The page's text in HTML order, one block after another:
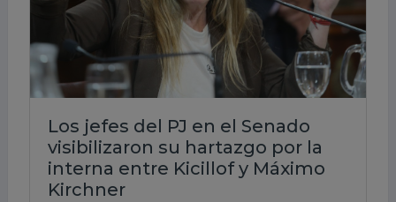
Los jefes del PJ en el Senado
visibilizaron su hartazgo por la
interna entre Kicillof y Máximo
Kirchner